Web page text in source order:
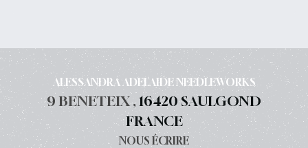
ALESSANDRA ADELAIDE NEEDLEWORKS
9 BENETEIX ,16420 SAULGOND
FRANCE
NOUS ÉCRIRE